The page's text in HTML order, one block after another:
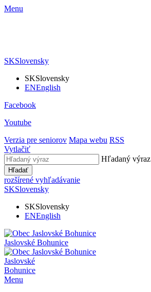
Menu
SKSlovensky
SKSlovensky
ENEnglish
Facebook
Youtube
Verzia pre seniorov Mapa webu RSS
Vytlačiť
Hľadaný výraz
Hľadať
rozšírené vyhľadávanie
SKSlovensky
SKSlovensky
ENEnglish
Jaslovské Bohunice
Jaslovské
Bohunice
Menu